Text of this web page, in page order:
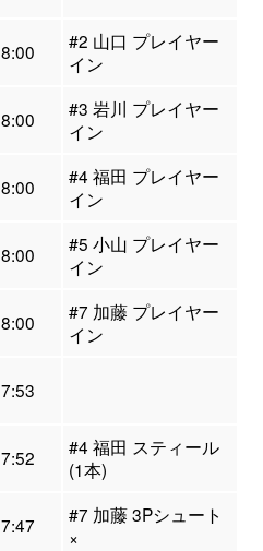
8:00
#2 山口 プレイヤー
イン
8:00
#3 岩川 プレイヤー
イン
8:00
#4 福田 プレイヤー
イン
8:00
#5 小山 プレイヤー
イン
8:00
#7 加藤 プレイヤー
イン
7:53
7:52
#4 福田 スティール
(1本)
7:47
#7 加藤 3Pシュート
×